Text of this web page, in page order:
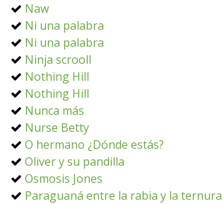
Naw
Ni una palabra
Ni una palabra
Ninja scrooll
Nothing Hill
Nothing Hill
Nunca más
Nurse Betty
O hermano ¿Dónde estás?
Oliver y su pandilla
Osmosis Jones
Paraguaná entre la rabia y la ternura